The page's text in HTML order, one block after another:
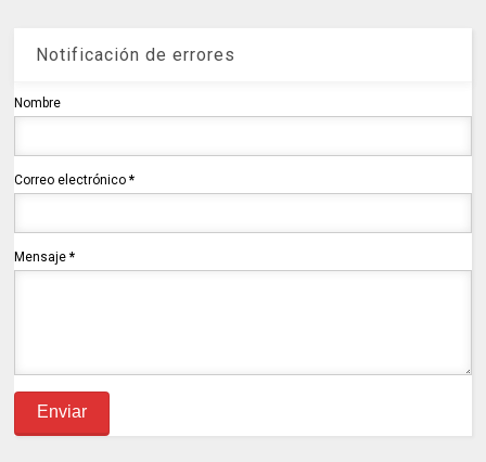
Notificación de errores
Nombre
Correo electrónico*
Mensaje*